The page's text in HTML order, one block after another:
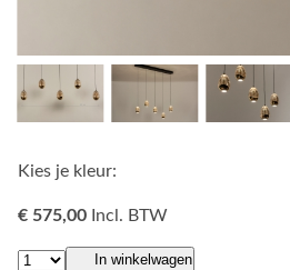
Kies je kleur:
€ 575,00 Incl. BTW
In winkelwagen